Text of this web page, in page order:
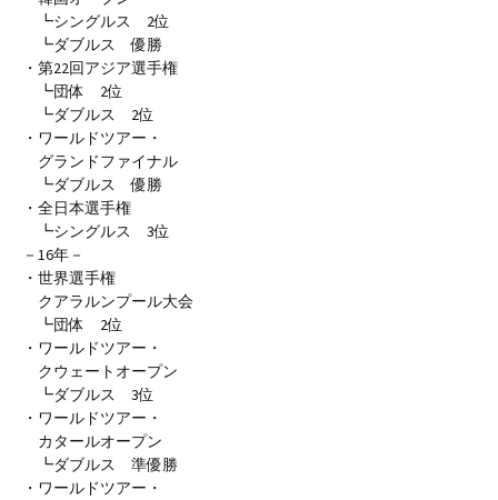
┗シングルス 2位
┗ダブルス 優勝
・第22回アジア選手権
┗団体 2位
┗ダブルス 2位
・ワールドツアー・
グランドファイナル
┗ダブルス 優勝
・全日本選手権
┗シングルス 3位
－16年－
・世界選手権
クアラルンプール大会
┗団体 2位
・ワールドツアー・
クウェートオープン
┗ダブルス 3位
・ワールドツアー・
カタールオープン
┗ダブルス 準優勝
・ワールドツアー・